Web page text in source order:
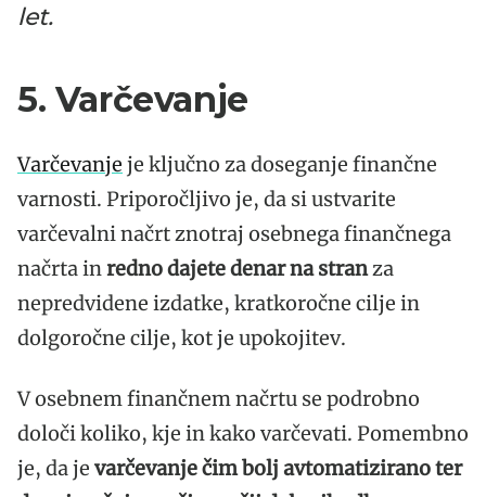
let.
5. Varčevanje
Varčevanje je ključno za doseganje finančne
varnosti. Priporočljivo je, da si ustvarite
varčevalni načrt znotraj osebnega finančnega
načrta in redno dajete denar na stranza
nepredvidene izdatke, kratkoročne cilje in
dolgoročne cilje, kot je upokojitev.
V osebnem finančnem načrtu se podrobno
določi koliko, kje in kako varčevati. Pomembno
je, da je varčevanje čim bolj avtomatizirano ter